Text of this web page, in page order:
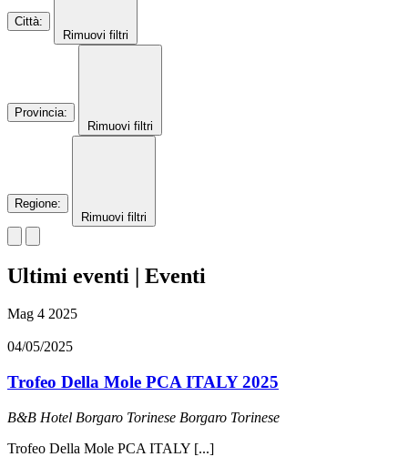
Città:
Rimuovi filtri
Provincia:
Rimuovi filtri
Regione:
Rimuovi filtri
Ultimi eventi | Eventi
Mag 4 2025
04/05/2025
Trofeo Della Mole PCA ITALY 2025
B&B Hotel Borgaro Torinese Borgaro Torinese
Trofeo Della Mole PCA ITALY [...]